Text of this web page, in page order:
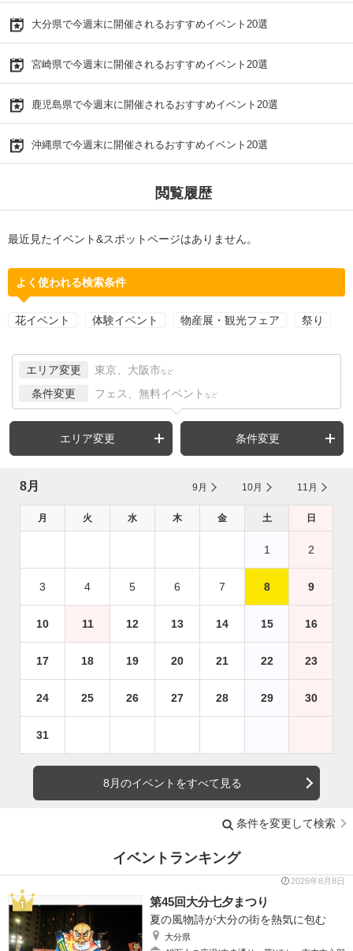
大分県で今週末に開催されるおすすめイベント20選
宮崎県で今週末に開催されるおすすめイベント20選
鹿児島県で今週末に開催されるおすすめイベント20選
沖縄県で今週末に開催されるおすすめイベント20選
閲覧履歴
最近見たイベント&スポットページはありません。
よく使われる検索条件
花イベント 体験イベント 物産展・観光フェア 祭り
エリア変更 東京、大阪市 など
条件変更 フェス、無料イベント など
エリア変更 条件変更
8月 9月 10月 11月
月 火 水 木 金 土 日
1 2
3 4 5 6 7 8 9
10 11 12 13 14 15 16
17 18 19 20 21 22 23
24 25 26 27 28 29 30
31
8月のイベントをすべて見る
条件を変更して検索
イベントランキング
2026年8月8日
第45回大分七夕まつり
夏の風物詩が大分の街を熱気に包む
大分県